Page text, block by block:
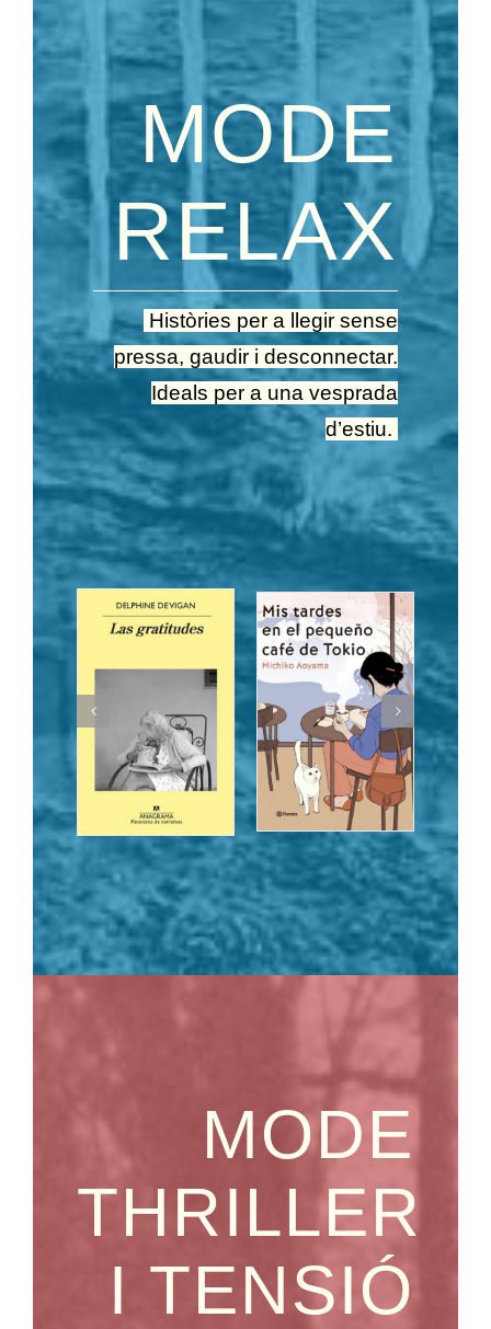
MODE
RELAX
Històries per a llegir sense
pressa, gaudir i desconnectar.
Ideals per a una vesprada
d’estiu.
MODE
THRILLER
I TENSIÓ